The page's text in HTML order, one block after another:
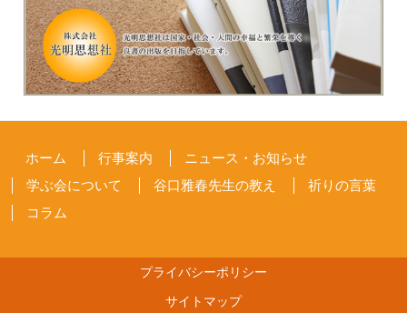
ホーム 行事案内
ニュース・お知らせ
学ぶ会について
谷口雅春先生の教え
祈りの言葉
コラム
プライバシーポリシー
サイトマップ